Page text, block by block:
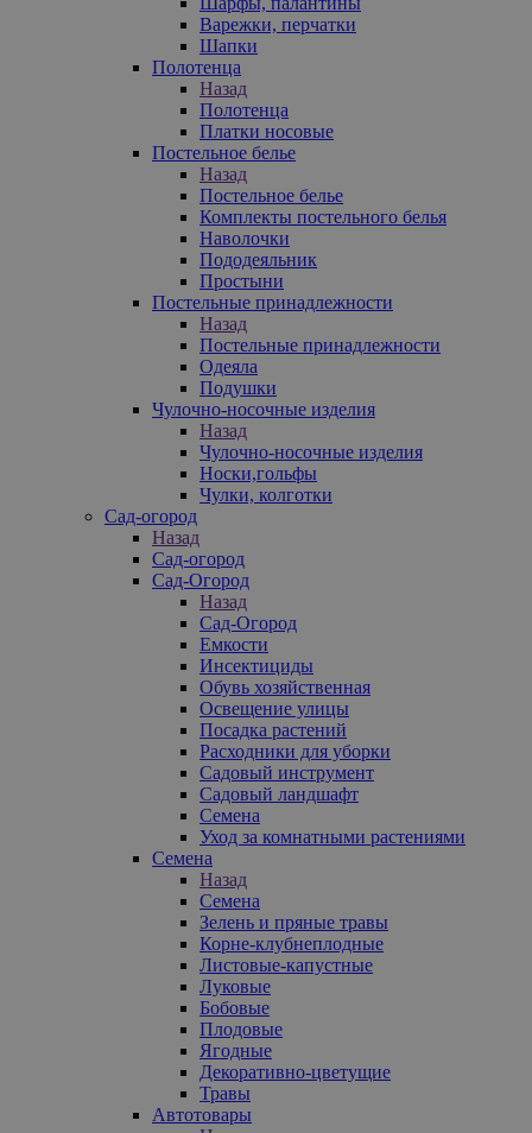
Варежки, перчатки
Шапки
Полотенца
Назад
Полотенца
Платки носовые
Постельное белье
Назад
Постельное белье
Комплекты постельного белья
Наволочки
Пододеяльник
Простыни
Постельные принадлежности
Назад
Постельные принадлежности
Одеяла
Подушки
Чулочно-носочные изделия
Назад
Чулочно-носочные изделия
Носки,гольфы
Чулки, колготки
Сад-огород
Назад
Сад-огород
Сад-Огород
Назад
Сад-Огород
Емкости
Инсектициды
Обувь хозяйственная
Освещение улицы
Посадка растений
Расходники для уборки
Садовый инструмент
Садовый ландшафт
Семена
Уход за комнатными растениями
Семена
Назад
Семена
Зелень и пряные травы
Корне-клубнеплодные
Листовые-капустные
Луковые
Бобовые
Плодовые
Ягодные
Декоративно-цветущие
Травы
Автотовары